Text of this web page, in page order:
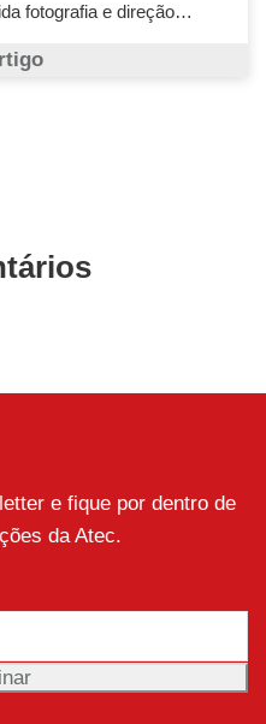
fotografia e direção…
e fique por dentro de
da Atec.